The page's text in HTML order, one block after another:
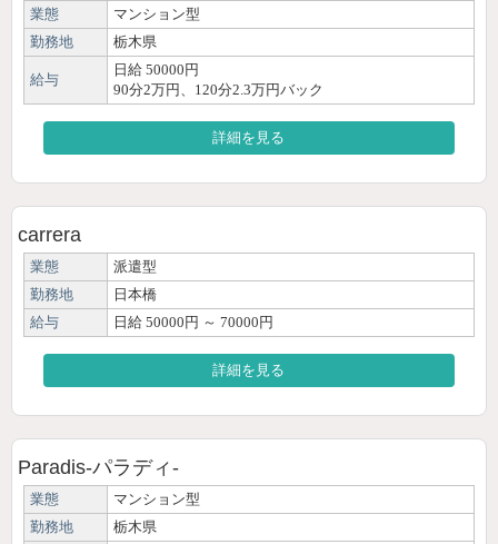
業態
マンション型
勤務地
栃木県
給与
日給 50000円
90分2万円、120分2.3万円バック
詳細を見る
carrera
業態
派遣型
勤務地
日本橋
給与
日給 50000円 ～ 70000円
詳細を見る
Paradis-パラディ-
業態
マンション型
勤務地
栃木県